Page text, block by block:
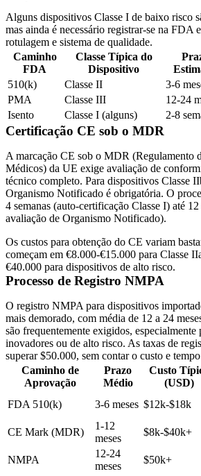
Alguns dispositivos Classe I de baixo risco
mas ainda é necessário registrar-se na FDA
rotulagem e sistema de qualidade.
Caminho
FDA
Classe Típica do
Dispositivo
510(k)
Classe II 3-6
PMA
Classe III 12-24
Isento
Classe I (alguns) 2-8
Certificação CE sob o MDR
A marcação CE sob o MDR (Regulamento
Médicos) da UE exige avaliação de
técnico completo. Para dispositivos Classe
Organismo Notificado é obrigatória. O
4 semanas (auto-certificação Classe I) até
avaliação de Organismo Notificado).
Os custos para obtenção do CE variam
começam em €8.000-€15.000 para Classe
€40.000 para dispositivos de alto risco.
Processo de Registro NMPA
O registro NMPA para dispositivos
mais demorado, com média de 12 a 24
são frequentemente exigidos, especialmente
inovadores ou de alto risco. As taxas de
superar $50.000, sem contar o custo e
Caminho de
Aprovação
Prazo
Médio
Custo
(USD)
FDA 510(k)
3-6 meses $12k-$18k
CE Mark (MDR)
1-12
meses
$8k-$40k+
NMPA
12-24
meses
$50k+